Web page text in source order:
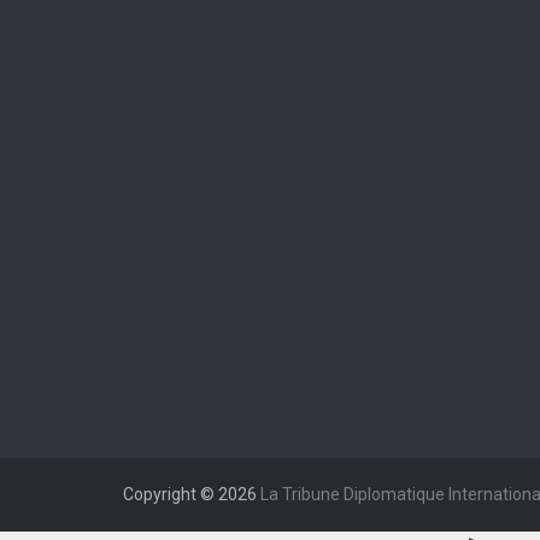
Copyright © 2026 La Tribune Diplomatique